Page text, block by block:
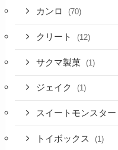
カンロ (70)
クリート (12)
サクマ製菓 (1)
ジェイク (1)
スイートモンスター
トイボックス (1)